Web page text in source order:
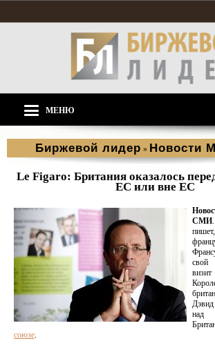
МЕНЮ
Биржевой лидер » Новости
Le Figaro: Британия оказалось
ЕС или вне ЕС
СМИ
свой
над
союзе.